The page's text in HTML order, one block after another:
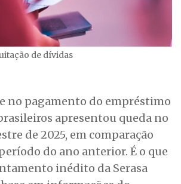
de dívidas
no pagamento do empréstimo
apresentou queda no
de 2025, em comparação
do ano anterior. É o que
inédito da Serasa